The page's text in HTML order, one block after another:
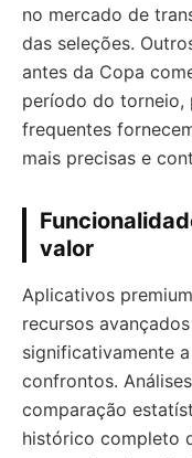
no mercado de
das seleções.
antes da Copa
período do torneio,
frequentes
mais precisas e
valor
Aplicativos
recursos
significativamente
confrontos.
comparação
histórico completo